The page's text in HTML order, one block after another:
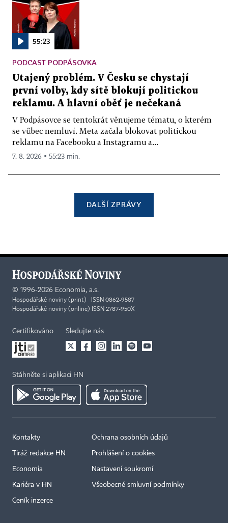
55:23
PODCAST PODPÁSOVKA
Utajený problém. V Česku se chystají
první volby, kdy sítě blokují politickou
reklamu. A hlavní oběť je nečekaná
V Podpásovce se tentokrát věnujeme tématu, o kterém
se vůbec nemluví. Meta začala blokovat politickou
reklamu na Facebooku a Instagramu a...
7. 8. 2026 ▪ 55:23 min.
DALŠÍ ZPRÁVY
© 1996-2026 Economia, a.s.
Hospodářské noviny (print) ISSN 0862-9587
Hospodářské noviny (online) ISSN 2787-950X
Certifikováno Sledujte nás
Stáhněte si aplikaci HN
Kontakty
Tiráž redakce HN
Economia
Kariéra v HN
Ceník inzerce
Ochrana osobních údajů
Prohlášení o cookies
Nastavení soukromí
Všeobecné smluvní podmínky